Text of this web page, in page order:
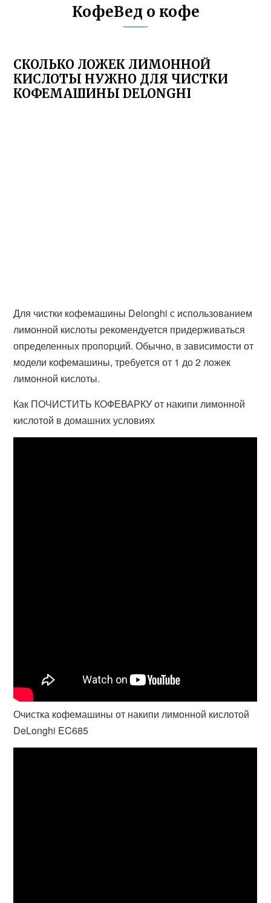
КофеВед о кофе
СКОЛЬКО ЛОЖЕК ЛИМОННОЙ
КИСЛОТЫ НУЖНО ДЛЯ ЧИСТКИ
КОФЕМАШИНЫ DELONGHI
Для чистки кофемашины Delonghi с использованием
лимонной кислоты рекомендуется придерживаться
определенных пропорций. Обычно, в зависимости от
модели кофемашины, требуется от 1 до 2 ложек
лимонной кислоты.
Как ПОЧИСТИТЬ КОФЕВАРКУ от накипи лимонной
кислотой в домашних условиях
Очистка кофемашины от накипи лимонной кислотой
DeLonghi EC685